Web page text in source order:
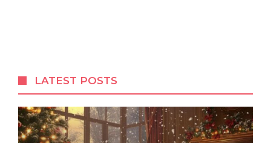
LATEST POSTS